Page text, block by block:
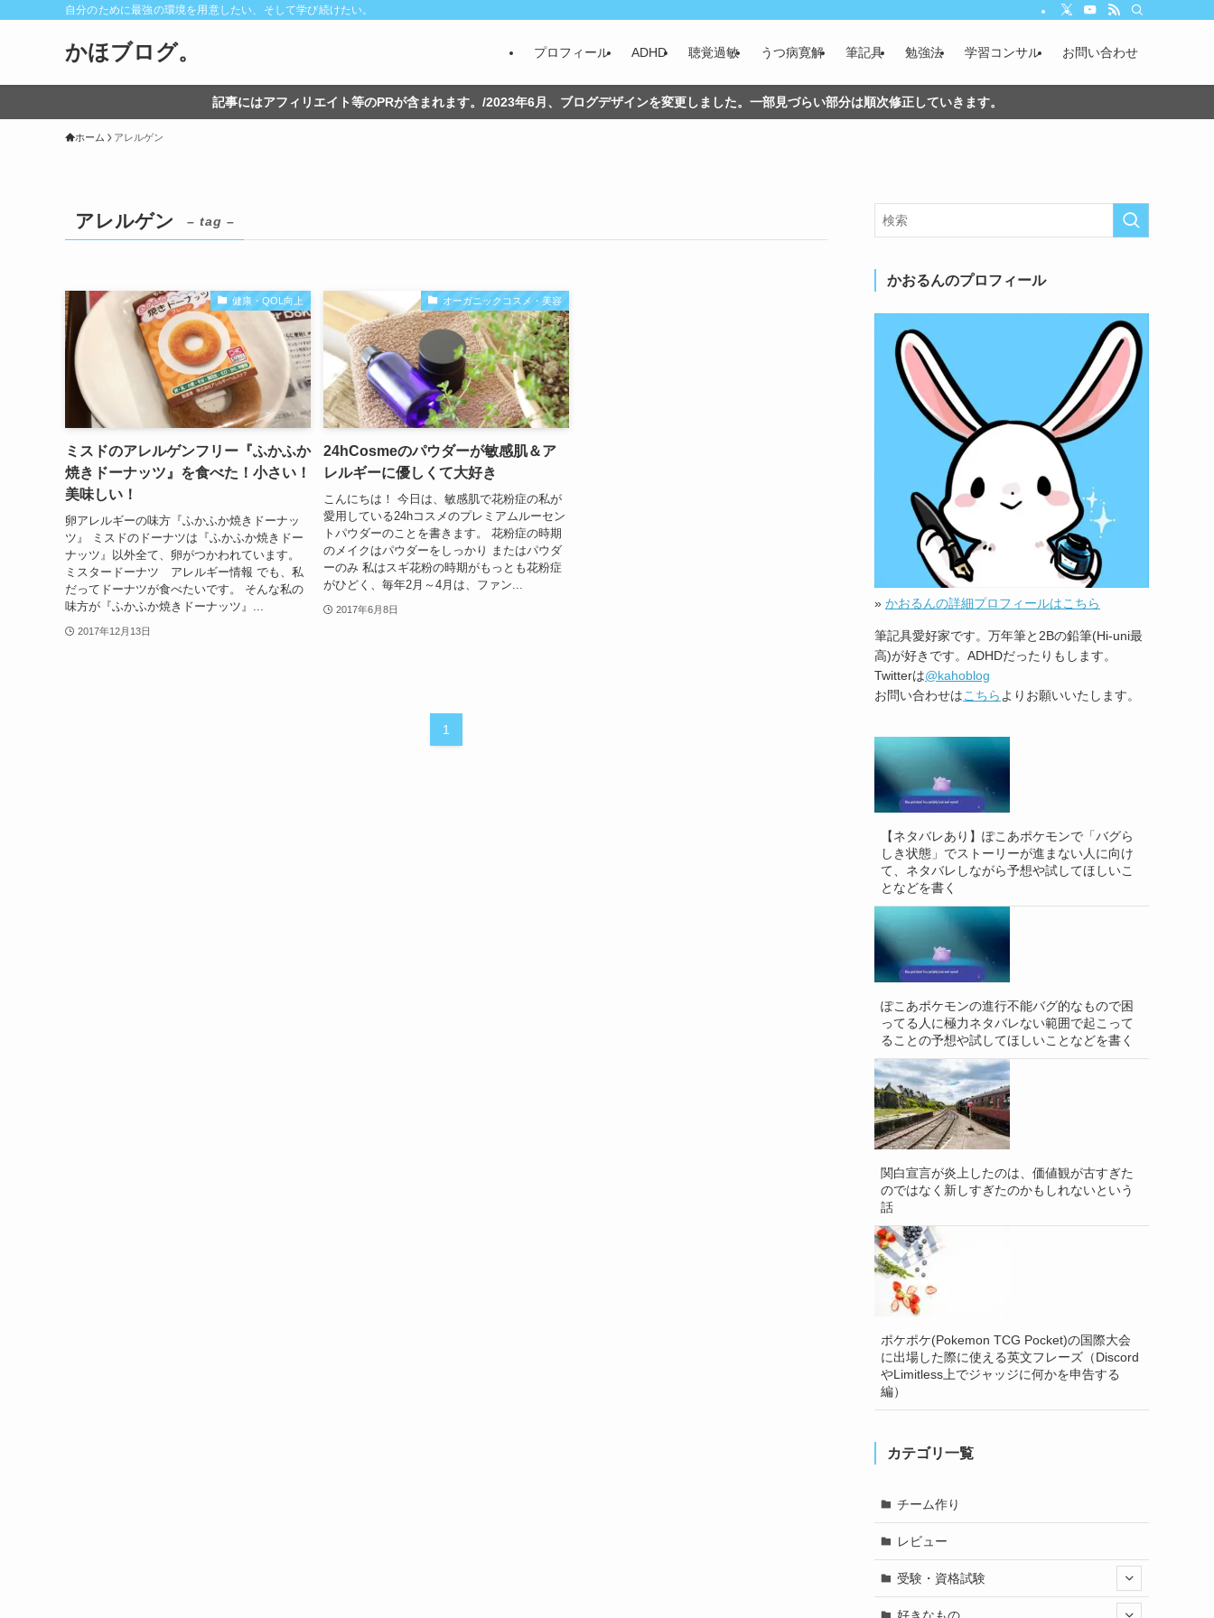
自分のために最強の環境を用意したい、そして学び続けたい。
かほブログ。 プロフィール ADHD 聴覚過敏 うつ病寛解 筆記具 勉強法 学習コンサル お問い合わせ
記事にはアフィリエイト等のPRが含まれます。/2023年6月、ブログデザインを変更しました。一部見づらい部分は順次修正していきます。
ホーム アレルゲン
アレルゲン – tag –
健康・QOL向上
ミスドのアレルゲンフリー『ふかふか
焼きドーナッツ』を食べた！小さい！
美味しい！
卵アレルギーの味方『ふかふか焼きドーナッ
ツ』 ミスドのドーナツは『ふかふか焼きドー
ナッツ』以外全て、卵がつかわれています。
ミスタードーナツ アレルギー情報 でも、私
だってドーナツが食べたいです。 そんな私の
味方が『ふかふか焼きドーナッツ』...
2017年12月13日
オーガニックコスメ・美容
24hCosmeのパウダーが敏感肌＆ア
レルギーに優しくて大好き
こんにちは！ 今日は、敏感肌で花粉症の私が
愛用している24hコスメのプレミアムルーセン
トパウダーのことを書きます。 花粉症の時期
のメイクはパウダーをしっかり またはパウダ
ーのみ 私はスギ花粉の時期がもっとも花粉症
がひどく、毎年2月～4月は、ファン...
2017年6月8日
1
かおるんのプロフィール
» かおるんの詳細プロフィールはこちら
筆記具愛好家です。万年筆と2Bの鉛筆(Hi-uni最
高)が好きです。ADHDだったりもします。
Twitterは@kahoblog
お問い合わせはこちら よりお願いいたします。
【ネタバレあり】ぽこあポケモンで「バグら
しき状態」でストーリーが進まない人に向け
て、ネタバレしながら予想や試してほしいこ
となどを書く
ぽこあポケモンの進行不能バグ的なもので困
ってる人に極力ネタバレない範囲で起こって
ることの予想や試してほしいことなどを書く
関白宣言が炎上したのは、価値観が古すぎた
のではなく新しすぎたのかもしれないという
話
ポケポケ(Pokemon TCG Pocket)の国際大会
に出場した際に使える英文フレーズ（Discord
やLimitless上でジャッジに何かを申告する
編）
カテゴリ一覧
チーム作り
レビュー
受験・資格試験
好きなもの